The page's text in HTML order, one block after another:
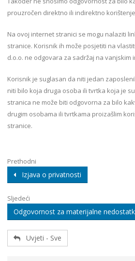
prouzročen direktno ili indirektno
Na ovoj internet stranici se mogu nalaziti
stranice. Korisnik ih može posjetiti na
d.o.o. ne odgovara za sadržaj na vanjskim
Korisnik je suglasan da niti jedan
niti bilo koja druga osoba ili tvrtka koja je
stranica ne može biti odgovorna za bilo
drugim osobama ili tvrtkama proizašlim
stranice.
Prethodni
Izjava o privatnosti
Sljedeći
Odgovornost za materijalne
Uvjeti - Sve